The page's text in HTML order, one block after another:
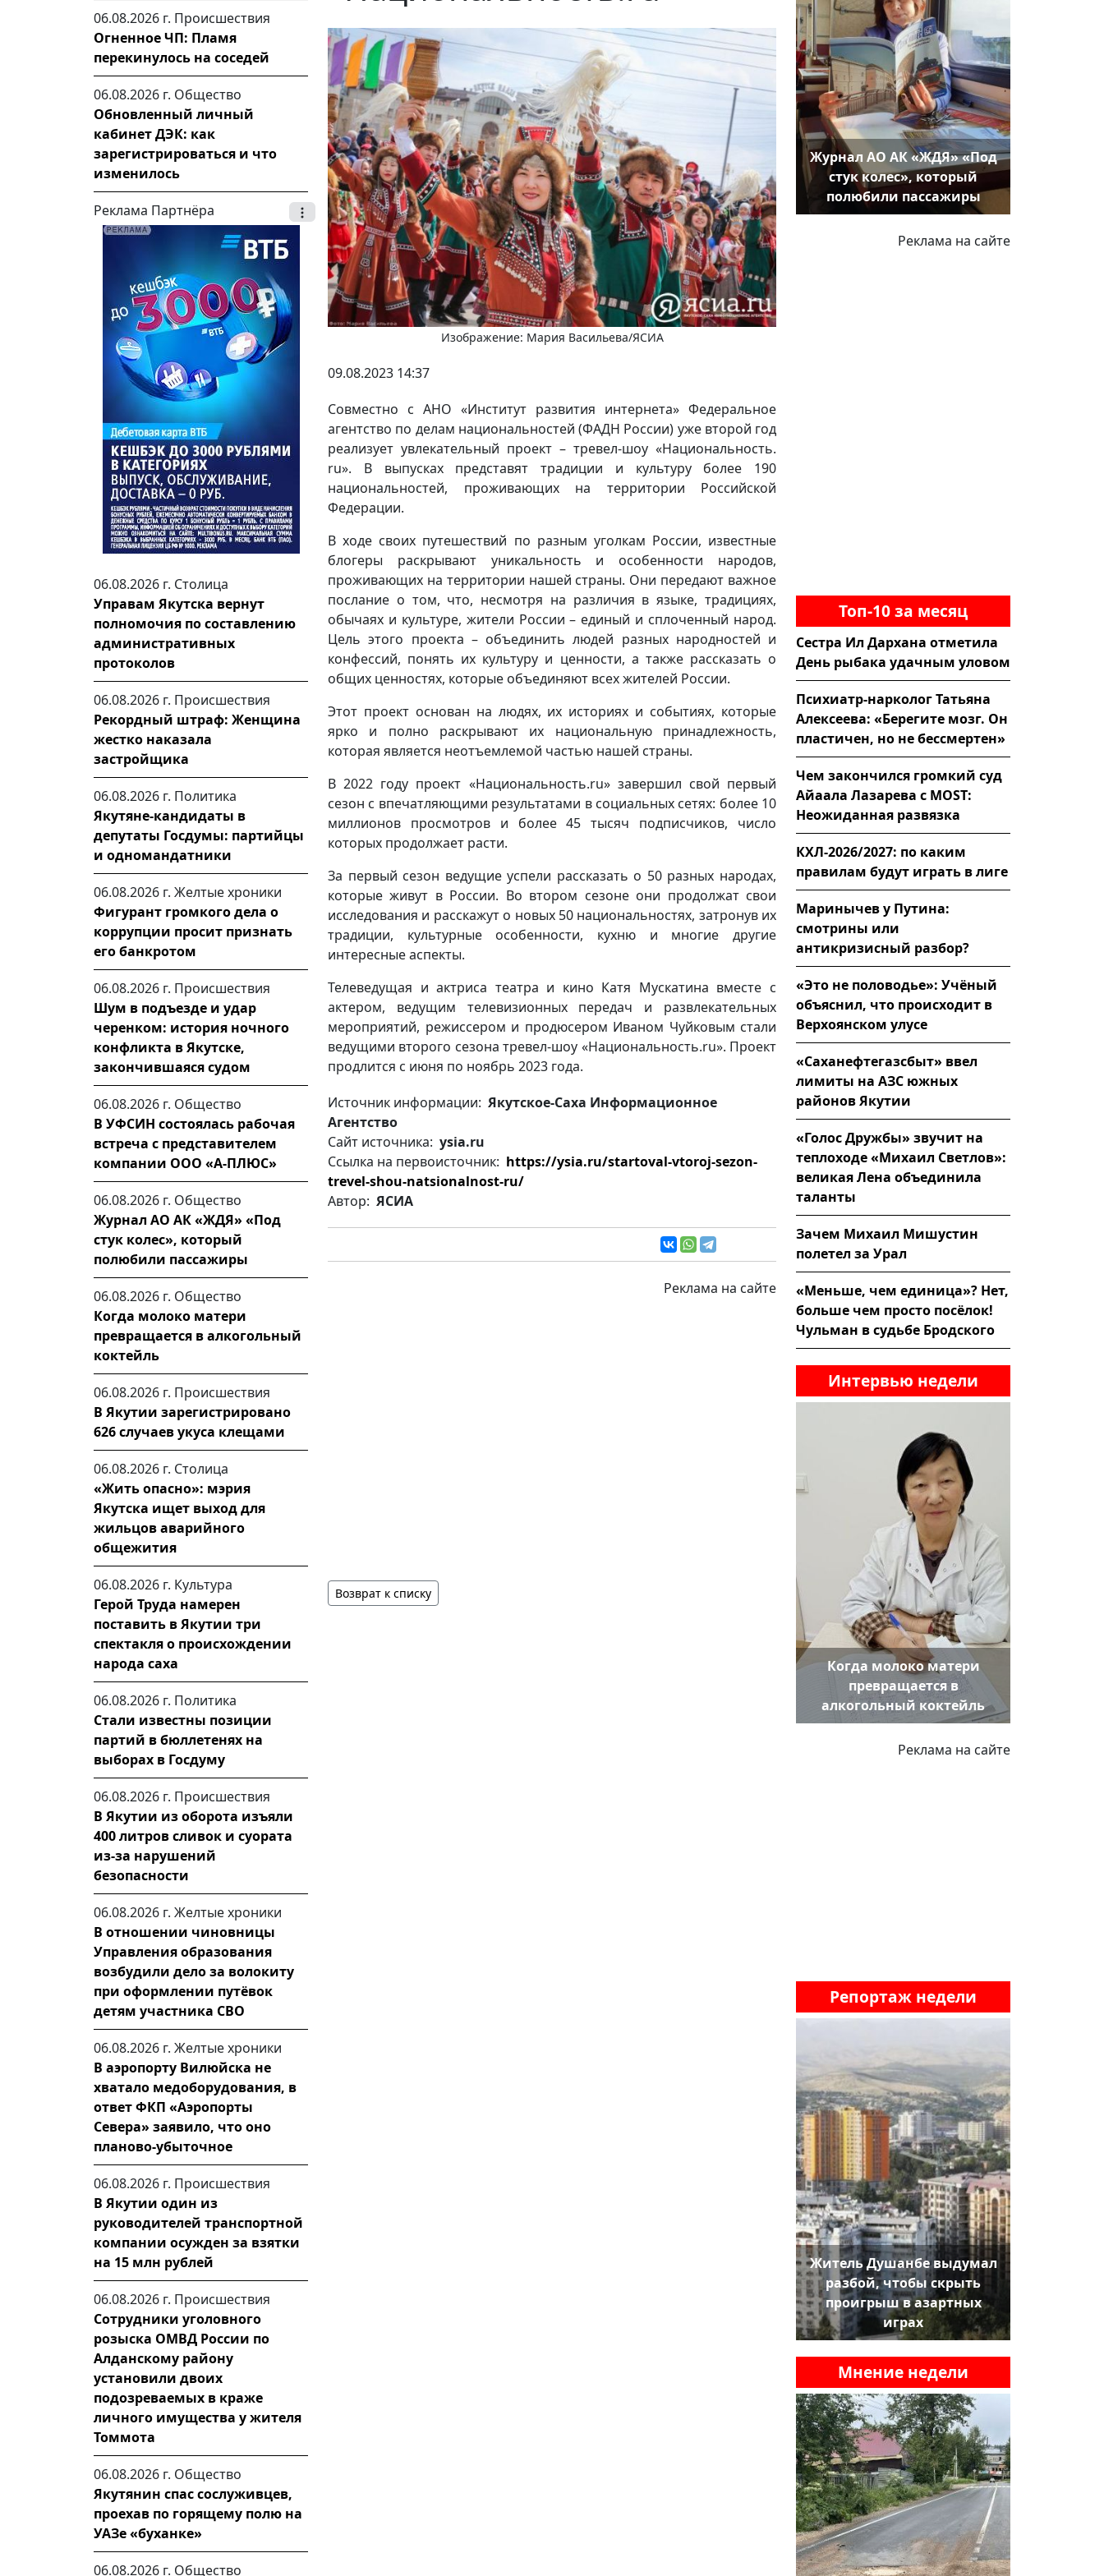
06.08.2026 г. Происшествия
Огненное ЧП: Пламя
перекинулось на соседей
06.08.2026 г. Общество
Обновленный личный
кабинет ДЭК: как
зарегистрироваться и что
изменилось
Реклама Партнёра
06.08.2026 г. Столица
Управам Якутска вернут
полномочия по составлению
административных
протоколов
06.08.2026 г. Происшествия
Рекордный штраф: Женщина
жестко наказала
застройщика
06.08.2026 г. Политика
Якутяне-кандидаты в
депутаты Госдумы: партийцы
и одномандатники
06.08.2026 г. Желтые хроники
Фигурант громкого дела о
коррупции просит признать
его банкротом
06.08.2026 г. Происшествия
Шум в подъезде и удар
черенком: история ночного
конфликта в Якутске,
закончившаяся судом
06.08.2026 г. Общество
В УФСИН состоялась рабочая
встреча с представителем
компании ООО «А-ПЛЮС»
06.08.2026 г. Общество
Журнал АО АК «ЖДЯ» «Под
стук колес», который
полюбили пассажиры
06.08.2026 г. Общество
Когда молоко матери
превращается в алкогольный
коктейль
06.08.2026 г. Происшествия
В Якутии зарегистрировано
626 случаев укуса клещами
06.08.2026 г. Столица
«Жить опасно»: мэрия
Якутска ищет выход для
жильцов аварийного
общежития
06.08.2026 г. Культура
Герой Труда намерен
поставить в Якутии три
спектакля о происхождении
народа саха
06.08.2026 г. Политика
Стали известны позиции
партий в бюллетенях на
выборах в Госдуму
06.08.2026 г. Происшествия
В Якутии из оборота изъяли
400 литров сливок и суората
из-за нарушений
безопасности
06.08.2026 г. Желтые хроники
В отношении чиновницы
Управления образования
возбудили дело за волокиту
при оформлении путёвок
детям участника СВО
06.08.2026 г. Желтые хроники
В аэропорту Вилюйска не
хватало медоборудования, в
ответ ФКП «Аэропорты
Севера» заявило, что оно
планово-убыточное
06.08.2026 г. Происшествия
В Якутии один из
руководителей транспортной
компании осужден за взятки
на 15 млн рублей
06.08.2026 г. Происшествия
Сотрудники уголовного
розыска ОМВД России по
Алданскому району
установили двоих
подозреваемых в краже
личного имущества у жителя
Томмота
06.08.2026 г. Общество
Якутянин спас сослуживцев,
проехав по горящему полю на
УАЗе «буханке»
06.08.2026 г. Общество
Изображение: Мария Васильева/ЯСИА
09.08.2023 14:37
Совместно с АНО «Институт развития интернета» Федеральное
агентство по делам национальностей (ФАДН России) уже второй год
реализует увлекательный проект – тревел-шоу «Национальность.
ru». В выпусках представят традиции и культуру более 190
национальностей, проживающих на территории Российской
Федерации.
В ходе своих путешествий по разным уголкам России, известные
блогеры раскрывают уникальность и особенности народов,
проживающих на территории нашей страны. Они передают важное
послание о том, что, несмотря на различия в языке, традициях,
обычаях и культуре, жители России – единый и сплоченный народ.
Цель этого проекта – объединить людей разных народностей и
конфессий, понять их культуру и ценности, а также рассказать о
общих ценностях, которые объединяют всех жителей России.
Этот проект основан на людях, их историях и событиях, которые
ярко и полно раскрывают их национальную принадлежность,
которая является неотъемлемой частью нашей страны.
В 2022 году проект «Национальность.ru» завершил свой первый
сезон с впечатляющими результатами в социальных сетях: более 10
миллионов просмотров и более 45 тысяч подписчиков, число
которых продолжает расти.
За первый сезон ведущие успели рассказать о 50 разных народах,
которые живут в России. Во втором сезоне они продолжат свои
исследования и расскажут о новых 50 национальностях, затронув их
традиции, культурные особенности, кухню и многие другие
интересные аспекты.
Телеведущая и актриса театра и кино Катя Мускатина вместе с
актером, ведущим телевизионных передач и развлекательных
мероприятий, режиссером и продюсером Иваном Чуйковым стали
ведущими второго сезона тревел-шоу «Национальность.ru». Проект
продлится с июня по ноябрь 2023 года.
Источник информации: Якутское-Саха Информационное
Агентство
Сайт источника: ysia.ru
Ссылка на первоисточник: https://ysia.ru/startoval-vtoroj-sezon-
trevel-shou-natsionalnost-ru/
Автор: ЯСИА
Реклама на сайте
Возврат к списку
Журнал АО АК «ЖДЯ» «Под
стук колес», который
полюбили пассажиры
Реклама на сайте
Топ-10 за месяц
Сестра Ил Дархана отметила
День рыбака удачным уловом
Психиатр-нарколог Татьяна
Алексеева: «Берегите мозг. Он
пластичен, но не бессмертен»
Чем закончился громкий суд
Айаала Лазарева с MOST:
Неожиданная развязка
КХЛ-2026/2027: по каким
правилам будут играть в лиге
Маринычев у Путина:
смотрины или
антикризисный разбор?
«Это не половодье»: Учёный
объяснил, что происходит в
Верхоянском улусе
«Саханефтегазсбыт» ввел
лимиты на АЗС южных
районов Якутии
«Голос Дружбы» звучит на
теплоходе «Михаил Светлов»:
великая Лена объединила
таланты
Зачем Михаил Мишустин
полетел за Урал
«Меньше, чем единица»? Нет,
больше чем просто посёлок!
Чульман в судьбе Бродского
Интервью недели
Когда молоко матери
превращается в
алкогольный коктейль
Реклама на сайте
Репортаж недели
Житель Душанбе выдумал
разбой, чтобы скрыть
проигрыш в азартных
играх
Мнение недели